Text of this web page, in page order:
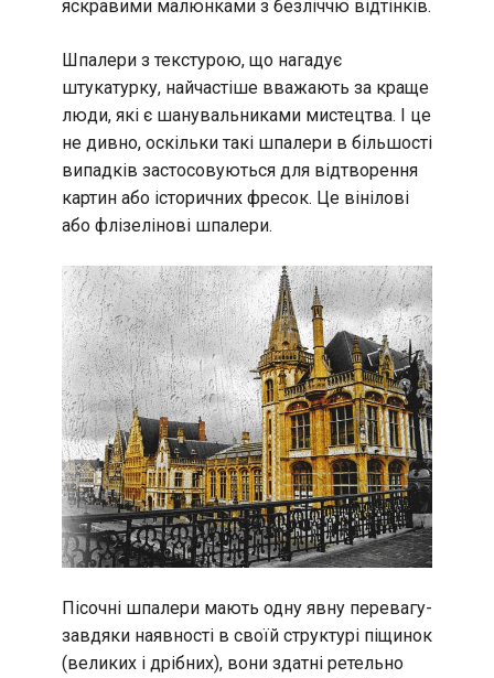
яскравими малюнками з безліччю відтінків.
Шпалери з текстурою, що нагадує
штукатурку, найчастіше вважають за краще
люди, які є шанувальниками мистецтва. І це
не дивно, оскільки такі шпалери в більшості
випадків застосовуються для відтворення
картин або історичних фресок. Це вінілові
або флізелінові шпалери.
Пісочні шпалери мають одну явну перевагу-
завдяки наявності в своїй структурі піщинок
(великих і дрібних), вони здатні ретельно